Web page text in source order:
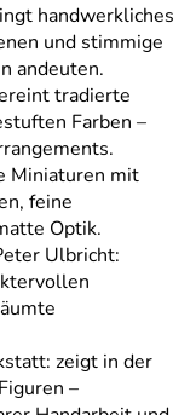
handwerkliches
und stimmige
andeuten.
tradierte
Farben –
Miniaturen mit
feine
Optik.
Ulbricht:
zeigt in der
–